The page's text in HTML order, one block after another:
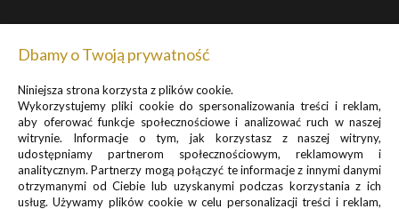
Zapisz się do newslettera, by otrzymywać informacje o
promocjach i nowościach
Dbamy o Twoją prywatność
Niniejsza strona korzysta z plików cookie.
Wykorzystujemy pliki cookie do spersonalizowania treści i reklam,
aby oferować funkcje społecznościowe i analizować ruch w naszej
witrynie. Informacje o tym, jak korzystasz z naszej witryny,
udostępniamy partnerom społecznościowym, reklamowym i
analitycznym. Partnerzy mogą połączyć te informacje z innymi danymi
otrzymanymi od Ciebie lub uzyskanymi podczas korzystania z ich
usług. Używamy plików cookie w celu personalizacji treści i reklam,